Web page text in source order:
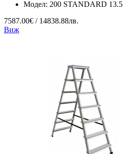
Модел: 200 STANDARD 13.5
7587.00€ / 14838.88лв.
Виж